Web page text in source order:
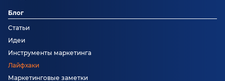
Блог
Статьи
Идеи
Инструменты маркетинга
Лайфхаки
Маркетинговые заметки